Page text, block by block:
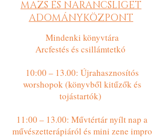
MAZS ÉS NARANCSLIGET
ADOMÁNYKÖZPONT
Mindenki könyvtára
Arcfestés és csillámtetkó
10:00 – 13.00: Újrahasznosítós
worshopok (könyvből kitűzők és
tojástartók)
11:00 – 13.00: Művtértár nyílt nap a
művészetterápiáról és mini zene impro